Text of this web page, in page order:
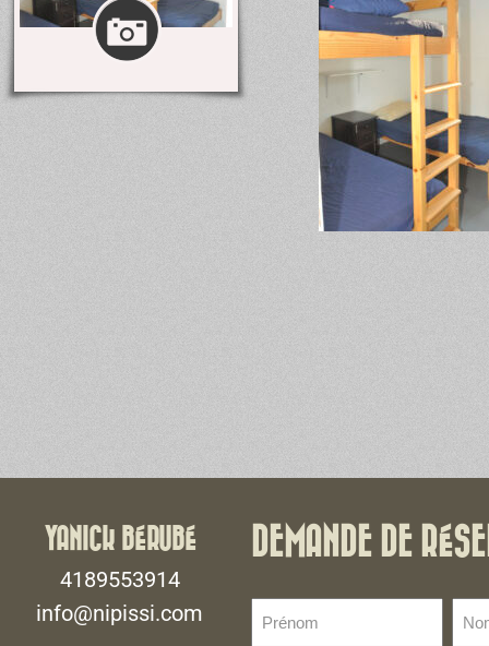
YANICK BÉRUBÉ
4189553914
info@nipissi.com
DEMANDE DE
(Nécessaire)
de